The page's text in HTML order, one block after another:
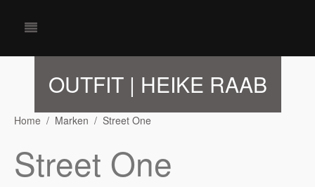
OUTFIT | HEIKE RAAB
Home Marken Street One
Street One